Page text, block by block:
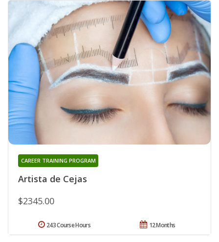
Artista de Cejas
CAREER TRAINING PROGRAM
$2345.00
12 Months
243 Course Hours